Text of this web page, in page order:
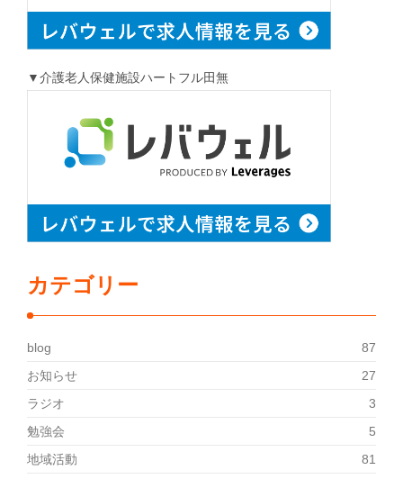
▼介護老人保健施設ハートフル田無
カテゴリー
blog
87
お知らせ
27
ラジオ
3
勉強会
5
地域活動
81